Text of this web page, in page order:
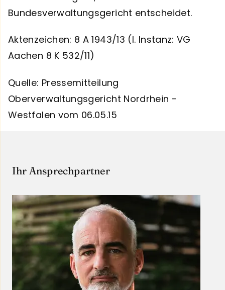
Bundesverwaltungsgericht entscheidet.
Aktenzeichen: 8 A 1943/13 (I. Instanz: VG
Aachen 8 K 532/11)
Quelle: Pressemitteilung
Oberverwaltungsgericht Nordrhein -
Westfalen vom 06.05.15
Ihr Ansprechpartner